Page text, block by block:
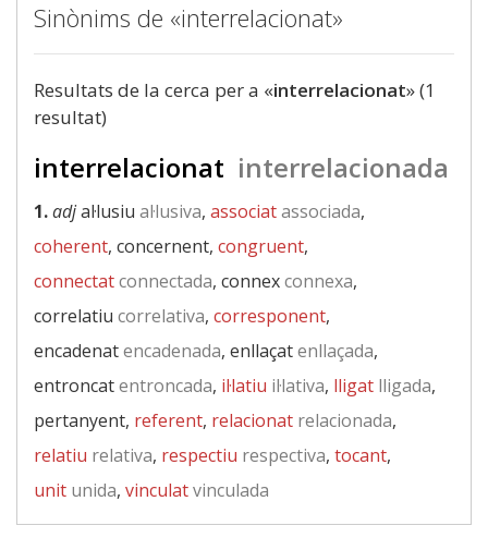
Sinònims de «interrelacionat»
Resultats de la cerca per a «interrelacionat» (1
resultat)
interrelacionat interrelacionada
1.adjal·lusiu al·lusiva, associatassociada,
coherent, concernent, congruent,
connectatconnectada, connexconnexa,
correlatiu correlativa, corresponent,
encadenatencadenada, enllaçatenllaçada,
entroncatentroncada, il·latiu il·lativa, lligat lligada,
pertanyent, referent, relacionat relacionada,
relatiu relativa, respectiu respectiva, tocant,
unit unida, vinculatvinculada